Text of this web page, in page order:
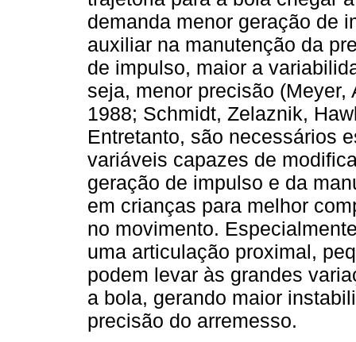
demanda menor geração de
auxiliar na manutenção da
de impulso, maior a
seja, menor precisão
1988; Schmidt, Zelaznik,
Entretanto, são necessários
variáveis capazes de
geração de impulso e da
em crianças para melhor
no movimento.
uma articulação proximal,
podem levar às grandes
a bola, gerando maior
precisão do arremesso.